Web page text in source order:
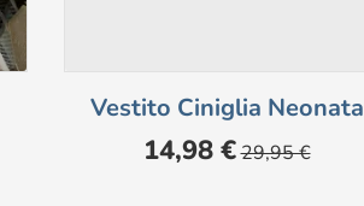
Vestito Ciniglia Neonata
Prezzo
14,98 € Prezzo
base
29,95 €